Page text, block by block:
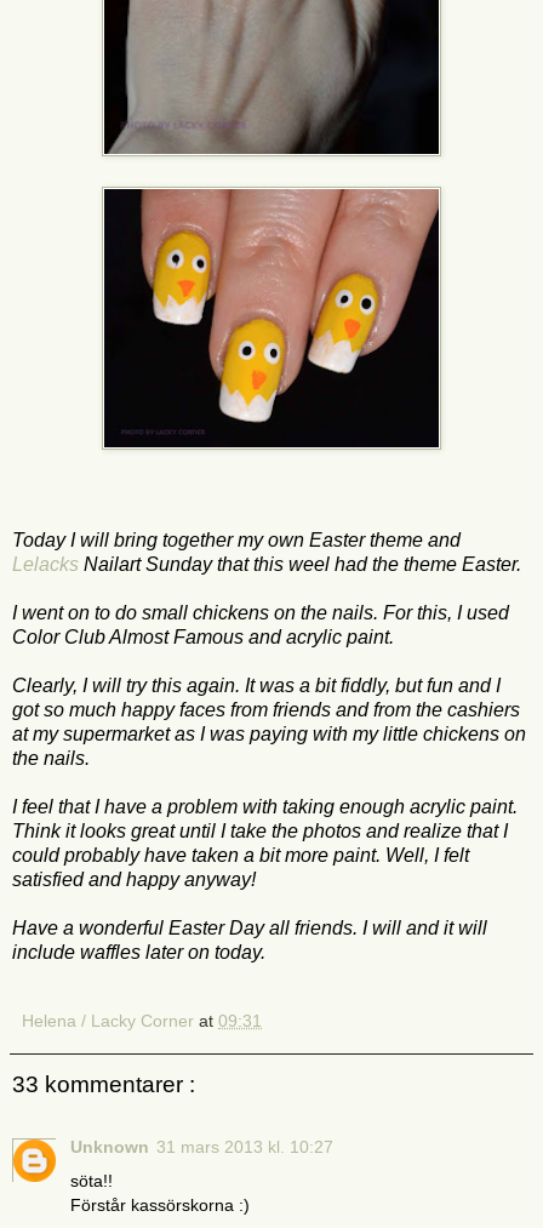
Today I will bring together my own Easter theme and
Lelacks Nailart Sunday that this weel had the theme Easter.
I went on to do small chickens on the nails. For this, I used
Color Club Almost Famous and acrylic paint.
Clearly, I will try this again. It was a bit fiddly, but fun and I
got so much happy faces from friends and from the cashiers
at my supermarket as I was paying with my little chickens on
the nails.
I feel that I have a problem with taking enough acrylic paint.
Think it looks great until I take the photos and realize that I
could probably have taken a bit more paint. Well, I felt
satisfied and happy anyway!
Have a wonderful Easter Day all friends. I will and it will
include waffles later on today.
Helena / Lacky Corner at 09:31
33 kommentarer :
Unknown 31 mars 2013 kl. 10:27
söta!!
Förstår kassörskorna :)